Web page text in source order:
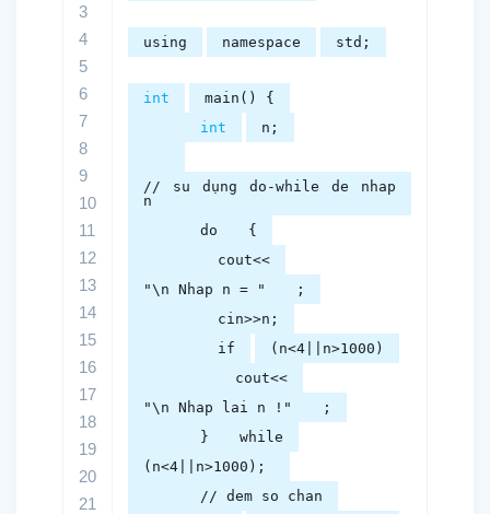
3
4
5
6
7
8
9
10
11
12
13
14
15
16
17
18
19
20
21
using namespace std;
int
main() {
int
n;
// su dụng do-while de nhap
n
do
{
cout<<
"\n Nhap n = "
;
cin>>n;
if
(n<4||n>1000)
cout<<
"\n Nhap lai n !"
;
}
while
(n<4||n>1000);
// dem so chan